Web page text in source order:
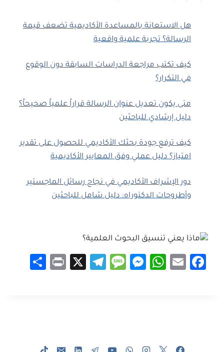
هل الاستعانة بالمساعدة الأكاديمية تضعف قيمة
الرسالة؟ تجربة علمية واقعية
كيف تكتب مراجعة الدراسات السابقة دون الوقوع
في التكرار؟
متى يكون تعديل عنوان الرسالة قراراً علمياً صحيحاً؟
دليل إرشادي للباحثين
كيف ترفع جودة بحثك الأكاديمي للحصول على تقدير
امتياز؟ دليل عملي وفق المعايير الأكاديمية
دور الإشراف الأكاديمي في نجاح رسائل الماجستير
وأطروحات الدكتوراه: دليل شامل للباحثين
Fa
E
W
p
M
M
Te
X
Pr